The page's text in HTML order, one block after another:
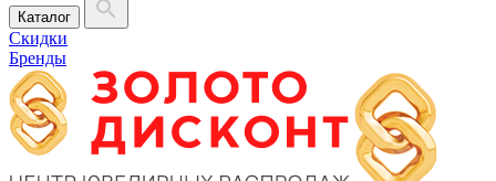
Каталог
Скидки
Бренды